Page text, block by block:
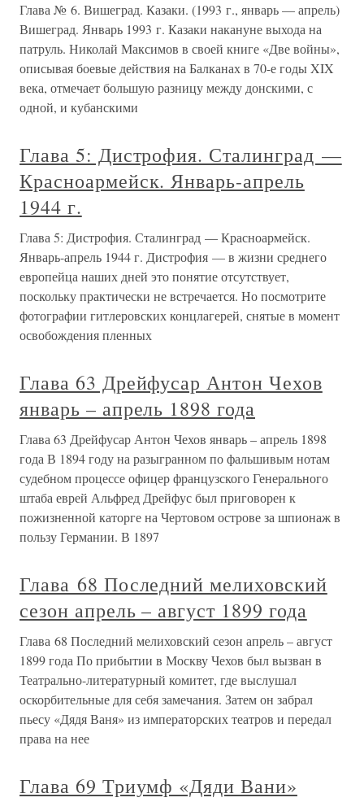
Глава № 6. Вишеград. Казаки. (1993 г., январь — апрель)
Вишеград. Январь 1993 г. Казаки накануне выхода на
патруль. Николай Максимов в своей книге «Две войны»,
описывая боевые действия на Балканах в 70-е годы XIX
века, отмечает большую разницу между донскими, с
одной, и кубанскими
Глава 5: Дистрофия. Сталинград —
Красноармейск. Январь-апрель
1944 г.
Глава 5: Дистрофия. Сталинград — Красноармейск.
Январь-апрель 1944 г. Дистрофия — в жизни среднего
европейца наших дней это понятие отсутствует,
поскольку практически не встречается. Но посмотрите
фотографии гитлеровских концлагерей, снятые в момент
освобождения пленных
Глава 63 Дрейфусар Антон Чехов
январь – апрель 1898 года
Глава 63 Дрейфусар Антон Чехов январь – апрель 1898
года В 1894 году на разыгранном по фальшивым нотам
судебном процессе офицер французского Генерального
штаба еврей Альфред Дрейфус был приговорен к
пожизненной каторге на Чертовом острове за шпионаж в
пользу Германии. В 1897
Глава 68 Последний мелиховский
сезон апрель – август 1899 года
Глава 68 Последний мелиховский сезон апрель – август
1899 года По прибытии в Москву Чехов был вызван в
Театрально-литературный комитет, где выслушал
оскорбительные для себя замечания. Затем он забрал
пьесу «Дядя Ваня» из императорских театров и передал
права на нее
Глава 69 Триумф «Дяди Вани»